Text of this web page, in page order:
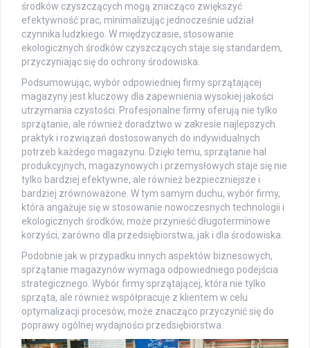
środków czyszczących mogą znacząco zwiększyć
efektywność prac, minimalizując jednocześnie udział
czynnika ludzkiego. W międzyczasie, stosowanie
ekologicznych środków czyszczących staje się standardem,
przyczyniając się do ochrony środowiska.
Podsumowując, wybór odpowiedniej firmy sprzątającej
magazyny jest kluczowy dla zapewnienia wysokiej jakości
utrzymania czystości. Profesjonalne firmy oferują nie tylko
sprzątanie, ale również doradztwo w zakresie najlepszych
praktyk i rozwiązań dostosowanych do indywidualnych
potrzeb każdego magazynu. Dzięki temu, sprzątanie hal
produkcyjnych, magazynowych i przemysłowych staje się nie
tylko bardziej efektywne, ale również bezpieczniejsze i
bardziej zrównoważone. W tym samym duchu, wybór firmy,
która angażuje się w stosowanie nowoczesnych technologii i
ekologicznych środków, może przynieść długoterminowe
korzyści, zarówno dla przedsiębiorstwa, jak i dla środowiska.
Podobnie jak w przypadku innych aspektów biznesowych,
sprzątanie magazynów wymaga odpowiedniego podejścia
strategicznego. Wybór firmy sprzątającej, która nie tylko
sprząta, ale również współpracuje z klientem w celu
optymalizacji procesów, może znacząco przyczynić się do
poprawy ogólnej wydajności przedsiębiorstwa.